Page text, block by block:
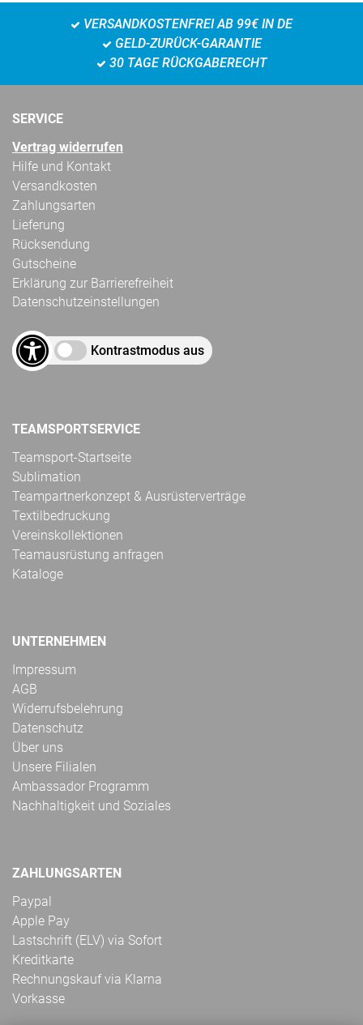
VERSANDKOSTENFREI AB 99€ IN DE
GELD-ZURÜCK-GARANTIE
30 TAGE RÜCKGABERECHT
SERVICE
Vertrag widerrufen
Hilfe und Kontakt
Versandkosten
Zahlungsarten
Lieferung
Rücksendung
Gutscheine
Erklärung zur Barrierefreiheit
Datenschutzeinstellungen
Kontrastmodus aus
TEAMSPORTSERVICE
Teamsport-Startseite
Sublimation
Teampartnerkonzept & Ausrüsterverträge
Textilbedruckung
Vereinskollektionen
Teamausrüstung anfragen
Kataloge
UNTERNEHMEN
Impressum
AGB
Widerrufsbelehrung
Datenschutz
Über uns
Unsere Filialen
Ambassador Programm
Nachhaltigkeit und Soziales
ZAHLUNGSARTEN
Paypal
Apple Pay
Lastschrift (ELV) via Sofort
Kreditkarte
Rechnungskauf via Klarna
Vorkasse